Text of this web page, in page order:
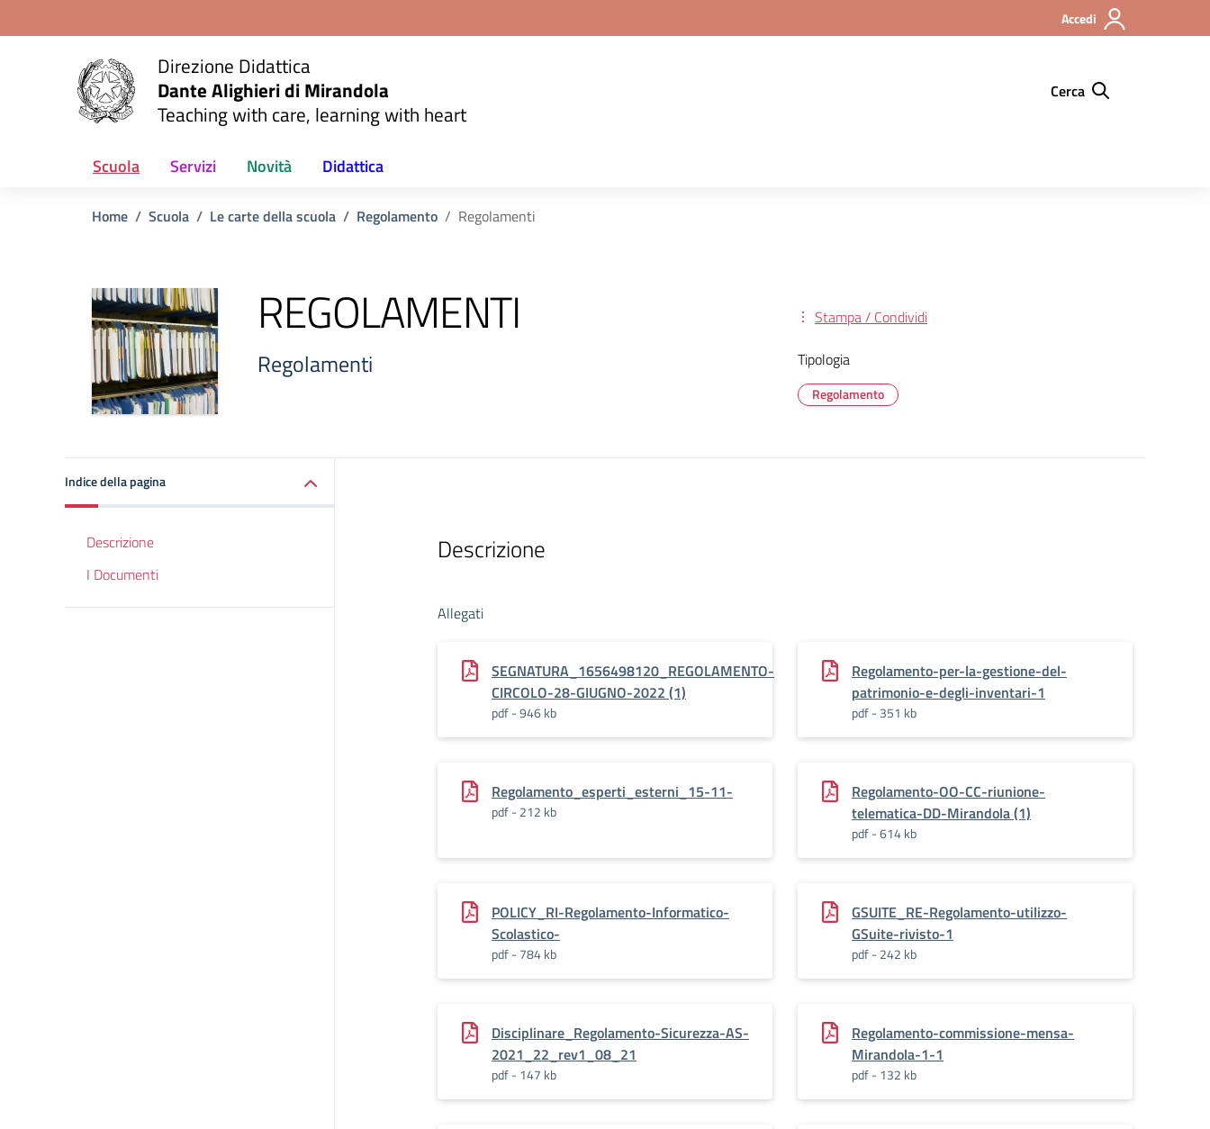
Accedi
Direzione Didattica
Dante Alighieri di Mirandola
Teaching with care, learning with heart
Cerca
Scuola Servizi Novità Didattica
Home Scuola Le carte della scuola Regolamento Regolamenti
REGOLAMENTI
Regolamenti
Stampa / Condividi
Tipologia
Regolamento
Indice della pagina
Descrizione
I Documenti
Descrizione
Allegati
SEGNATURA_1656498120_REGOLAMENTO-
CIRCOLO-28-GIUGNO-2022 (1)
pdf - 946 kb
Regolamento-per-la-gestione-del-
patrimonio-e-degli-inventari-1
pdf - 351 kb
Regolamento_esperti_esterni_15-11-
pdf - 212 kb
Regolamento-OO-CC-riunione-
telematica-DD-Mirandola (1)
pdf - 614 kb
POLICY_RI-Regolamento-Informatico-
Scolastico-
pdf - 784 kb
GSUITE_RE-Regolamento-utilizzo-
GSuite-rivisto-1
pdf - 242 kb
Disciplinare_Regolamento-Sicurezza-AS-
2021_22_rev1_08_21
pdf - 147 kb
Regolamento-commissione-mensa-
Mirandola-1-1
pdf - 132 kb